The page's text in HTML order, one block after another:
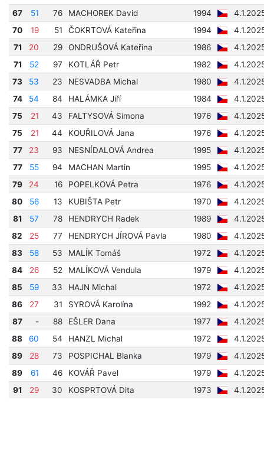
67
51 76 MACHOREK David 1994
70
19 51 ČOKRTOVÁ Kateřina 1994
71
20 29 ONDRUŠOVÁ Kateřina 1986
71
52 97 KOTLÁŘ Petr 1982
73
53 23 NESVADBA Michal 1980
74
54 84 HALÁMKA Jiří 1984
75
21 43 FALTYSOVÁ Simona 1976
75
21 44 KOUŘILOVÁ Jana 1976
77
23 93 NESNÍDALOVÁ Andrea 1995
77
55 94 MACHAN Martin 1995
79
24 16 POPELKOVÁ Petra 1976
80
56 13 KUBIŠTA Petr 1970
81
57 78 HENDRYCH Radek 1989
82
25 77 HENDRYCH JÍROVÁ Pavla 1980
83
58 53 MALÍK Tomáš 1972
84
26 52 MALÍKOVÁ Vendula 1979
85
59 33 HAJN Michal 1972
86
27 31 SYROVÁ Karolína 1992
87
- 88 EŠLER Dana 1977
88
60 54 HANZL Michal 1972
89
28 73 POSPICHAL Blanka 1979
89
61 46 KOVÁŘ Pavel 1979
91
29 30 KOSPRTOVÁ Dita 1973